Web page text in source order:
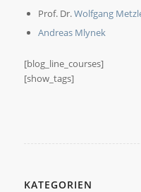
Prof. Dr.Wolfgang
Andreas Mlynek
[blog_line_courses]
[show_tags]
KATEGORIEN